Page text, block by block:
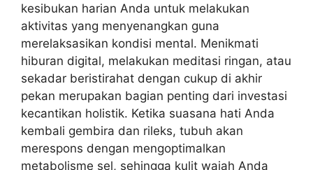
kesibukan harian Anda untuk melakukan
aktivitas yang menyenangkan guna
merelaksasikan kondisi mental. Menikmati
hiburan digital, melakukan meditasi ringan, atau
sekadar beristirahat dengan cukup di akhir
pekan merupakan bagian penting dari investasi
kecantikan holistik. Ketika suasana hati Anda
kembali gembira dan rileks, tubuh akan
merespons dengan mengoptimalkan
metabolisme sel, sehingga kulit wajah Anda